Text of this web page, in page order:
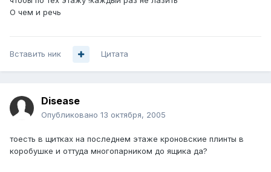
О чем и речь
Вставить ник Цитата
Disease
Опубликовано 13 октября, 2005
тоесть в щитках на последнем этаже кроновские плинты в
коробушке и оттуда многопарником до ящика да?